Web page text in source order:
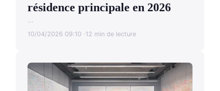
résidence principale en 2026
...
10/04/2026 09:10 12 min de lecture